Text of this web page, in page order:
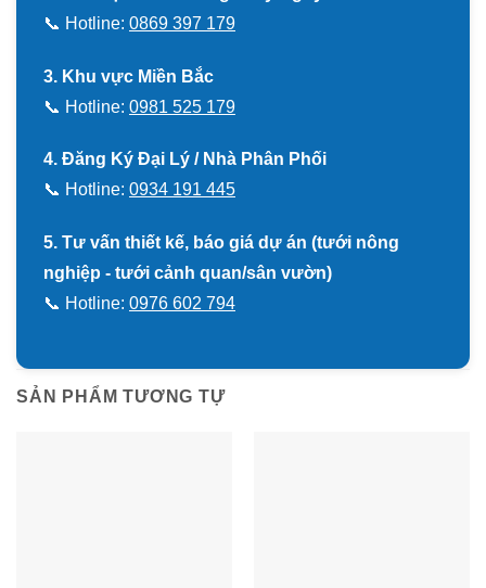
📞 Hotline: 0869 397 179
3. Khu vực Miền Bắc
📞 Hotline: 0981 525 179
4. Đăng Ký Đại Lý / Nhà Phân Phối
📞 Hotline: 0934 191 445
5. Tư vấn thiết kế, báo giá dự án (tưới nông
nghiệp - tưới cảnh quan/sân vườn)
📞 Hotline: 0976 602 794
SẢN PHẨM TƯƠNG TỰ